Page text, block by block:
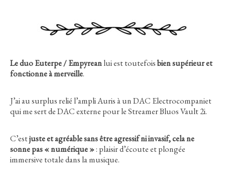
Le duo Euterpe / Empyreanlui est toutefoisbien supérieur et
fonctionne à merveille.
J’ai au surplus relié l’ampli Auris à un DAC Electrocompaniet
qui me sert de DAC externe pour le Streamer Bluos Vault 2i.
C’estjuste et agréable sans être agressif ni invasif, cela ne
sonne pas « numérique »: plaisir d’écoute et plongée
immersive totale dans la musique.